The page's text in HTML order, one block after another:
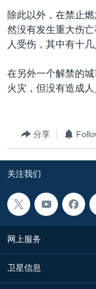
跳
转
到
检
欧洲
非洲
全球议题
科教·文娱·体健
军事
环境
白宫要闻
国会报道
美国建国250周年
美国之音专访
重要讲话与声明
台海两岸关系
南中国海争端
关注西藏
关注新疆
GEN Z 看美国
VOA视频
VOA今日焦点
其他语言网站
除此以外，在禁止
然没有发生重大伤
人受伤，其中有十几
在另外一个解禁的
火灾，但没有造成人
分享
关注我们
网上服务
卫星信息